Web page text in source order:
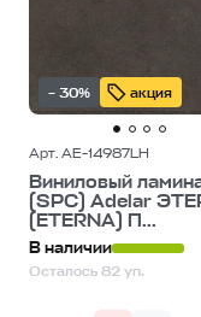
– 30% акция
Арт. AE-14987LH
Виниловый
(SPC) Adelar
(ETERNA) П...
В наличии
Осталось 82 уп.